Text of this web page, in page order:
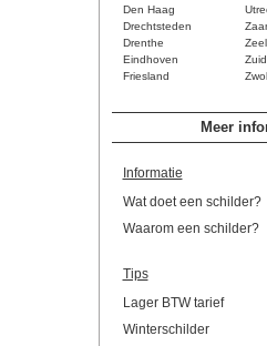
Den Haag
Drechtsteden
Drenthe
Eindhoven
Friesland
Meer
Informatie
Wat doet een schilder?
Waarom een schilder?
Tips
Lager BTW tarief
Winterschilder